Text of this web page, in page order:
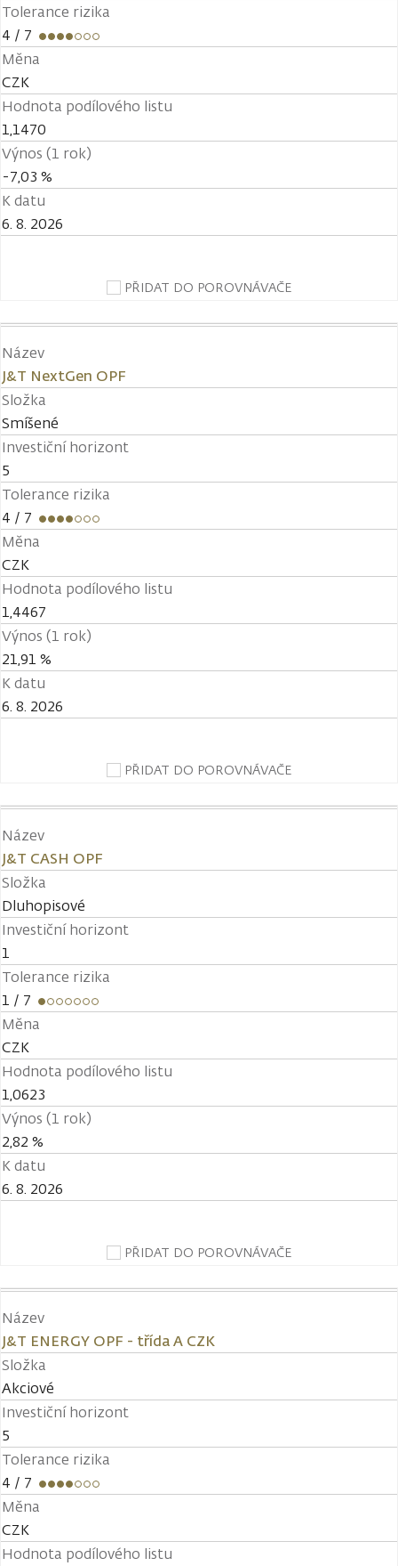
Tolerance rizika
4 / 7
Měna
CZK
Hodnota podílového listu
1,1470
Výnos (1 rok)
-7,03 %
K datu
6. 8. 2026
PŘIDAT DO POROVNÁVAČE
Název
J&T NextGen OPF
Složka
Smíšené
Investiční horizont
5
Tolerance rizika
4 / 7
Měna
CZK
Hodnota podílového listu
1,4467
Výnos (1 rok)
21,91 %
K datu
6. 8. 2026
PŘIDAT DO POROVNÁVAČE
Název
J&T CASH OPF
Složka
Dluhopisové
Investiční horizont
1
Tolerance rizika
1 / 7
Měna
CZK
Hodnota podílového listu
1,0623
Výnos (1 rok)
2,82 %
K datu
6. 8. 2026
PŘIDAT DO POROVNÁVAČE
Název
J&T ENERGY OPF - třída A CZK
Složka
Akciové
Investiční horizont
5
Tolerance rizika
4 / 7
Měna
CZK
Hodnota podílového listu